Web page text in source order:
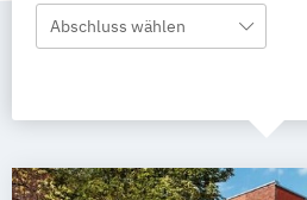
Abschluss wählen